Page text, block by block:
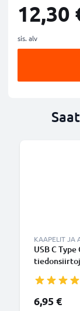
12,30
sis. alv
KAAPELIT JA
USB C
6,95 €